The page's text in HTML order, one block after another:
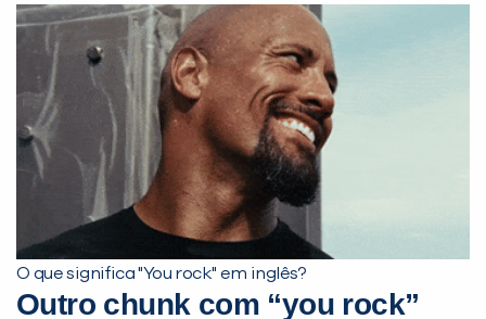
O que significa "You rock" em inglês?
Outro chunk com “you rock”